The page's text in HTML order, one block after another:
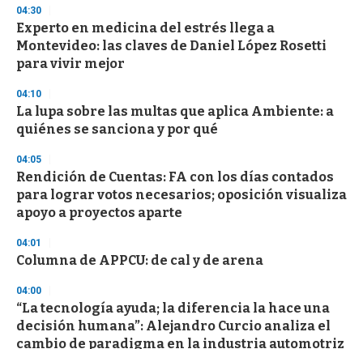
04:30
Experto en medicina del estrés llega a
Montevideo: las claves de Daniel López Rosetti
para vivir mejor
04:10
La lupa sobre las multas que aplica Ambiente: a
quiénes se sanciona y por qué
04:05
Rendición de Cuentas: FA con los días contados
para lograr votos necesarios; oposición visualiza
apoyo a proyectos aparte
04:01
Columna de APPCU: de cal y de arena
04:00
“La tecnología ayuda; la diferencia la hace una
decisión humana”: Alejandro Curcio analiza el
cambio de paradigma en la industria automotriz